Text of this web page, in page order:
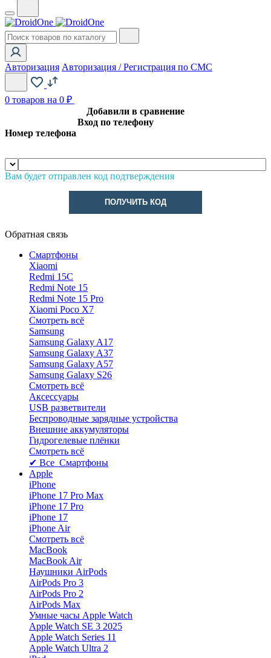
Авторизация Авторизация / Регистрация по СМС
0 товаров на 0 ₽
Добавили в сравнение
Вход по телефону
Номер телефона
Вам будет отправлен код подтверждения
ПОЛУЧИТЬ КОД
Обратная связь
Смартфоны
Xiaomi
Redmi 15C
Redmi Note 15
Redmi Note 15 Pro
Xiaomi Poco X7
Смотреть всё
Samsung
Samsung Galaxy A17
Samsung Galaxy A37
Samsung Galaxy A57
Samsung Galaxy S26
Смотреть всё
Аксессуары
USB разветвители
Беспроводные зарядные устройства
Внешние аккумуляторы
Гидрогелевые плёнки
Смотреть всё
✔ Все Смартфоны
Apple
iPhone
iPhone 17 Pro Max
iPhone 17 Pro
iPhone 17
iPhone Air
Смотреть всё
MacBook
MacBook Air
Наушники AirPods
AirPods Pro 3
AirPods Pro 2
AirPods Max
Умные часы Apple Watch
Apple Watch SE 3 2025
Apple Watch Series 11
Apple Watch Ultra 2